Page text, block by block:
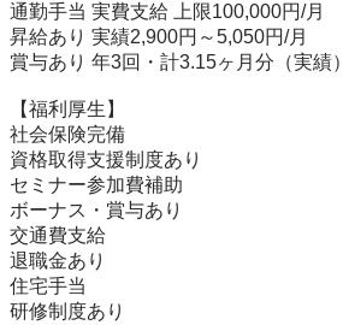
通勤手当 実費支給 上限100,000円/月
昇給あり 実績2,900円～5,050円/月
賞与あり 年3回・計3.15ヶ月分（実績）
【福利厚生】
社会保険完備
資格取得支援制度あり
セミナー参加費補助
ボーナス・賞与あり
交通費支給
退職金あり
住宅手当
研修制度あり